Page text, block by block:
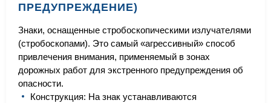
ПРЕДУПРЕЖДЕНИЕ)
Знаки, оснащенные стробоскопическими излучателями
(стробоскопами). Это самый «агрессивный» способ
привлечения внимания, применяемый в зонах
дорожных работ для экстренного предупреждения об
опасности.
Конструкция: На знак устанавливаются